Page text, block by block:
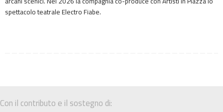
spettacolo teatrale Electro Fiabe.
Con il contributo e il sostegno di: